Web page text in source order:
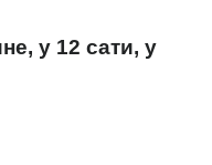
у 12 сати, у